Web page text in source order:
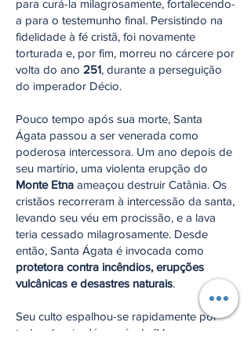
para curá-la milagrosamente, fortalecendo-
a para o testemunho final. Persistindo na
fidelidade à fé cristã, foi novamente
torturada e, por fim, morreu no cárcere por
volta do ano 251, durante a perseguição
do imperador Décio.
Pouco tempo após sua morte, Santa
Ágata passou a ser venerada como
poderosa intercessora. Um ano depois de
seu martírio, uma violenta erupção do
Monte Etna ameaçou destruir Catânia. Os
cristãos recorreram à intercessão da santa,
levando seu véu em procissão, e a lava
teria cessado milagrosamente. Desde
então, Santa Ágata é invocada como
protetora contra incêndios, erupções
vulcânicas e desastres naturais.
Seu culto espalhou-se rapidamente por
toda a Igreja. Já no século IV, seu nome